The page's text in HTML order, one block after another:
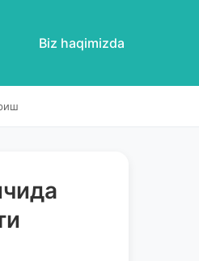
Biz haqimizda